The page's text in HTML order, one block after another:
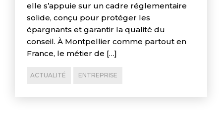
elle s’appuie sur un cadre réglementaire
solide, conçu pour protéger les
épargnants et garantir la qualité du
conseil. À Montpellier comme partout en
France, le métier de […]
ACTUALITÉ ENTREPRISE